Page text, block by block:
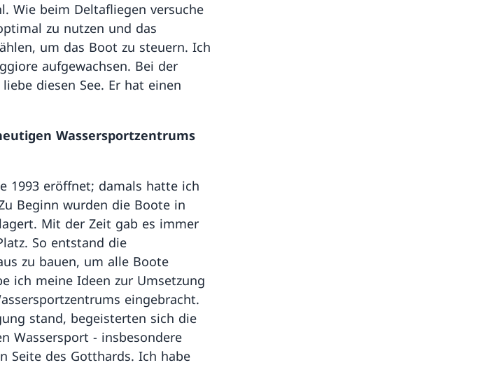
Wie beim Deltafliegen versuche
zu nutzen und das
um das Boot zu steuern. Ich
aufgewachsen. Bei der
diesen See. Er hat einen
Wassersportzentrums
1993 eröffnet; damals hatte ich
Beginn wurden die Boote in
Mit der Zeit gab es immer
So entstand die
zu bauen, um alle Boote
ich meine Ideen zur Umsetzung
eingebracht.
stand, begeisterten sich die
Wassersport − insbesondere
Seite des Gotthards. Ich habe